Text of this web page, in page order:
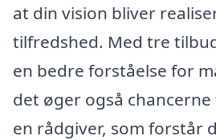
at din vision bliver
tilfredshed. Med tre
en bedre forståelse for
det øger også
en rådgiver, som forstår